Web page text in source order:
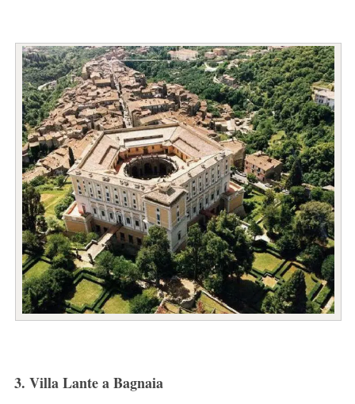
3. Villa Lante a Bagnaia